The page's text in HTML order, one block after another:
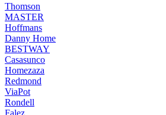
Thomson
MASTER
Hoffmans
Danny Home
BESTWAY
Casasunco
Homezaza
Redmond
ViaPot
Rondell
Falez